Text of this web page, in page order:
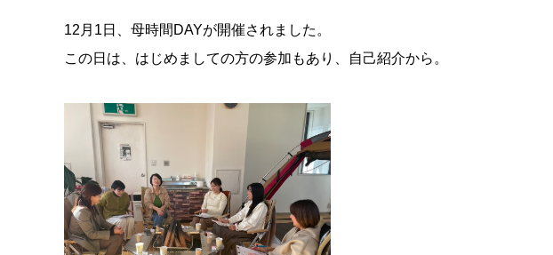
12月1日、母時間DAYが開催されました。
この日は、はじめましての方の参加もあり、自己紹介から。